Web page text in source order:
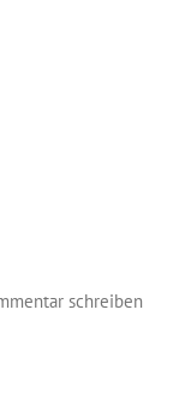
schreiben